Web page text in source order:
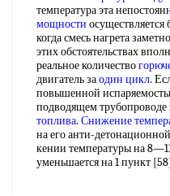
температура эта
мощности осуществляется
когда смесь нагрета заметно
этих обстоятельствах
реальное количество
двигатель заодин цикл.
повышенной
подводящем
топлива. Снижение
на его анти-
кении температуры на
уменьшается на 1 пункт